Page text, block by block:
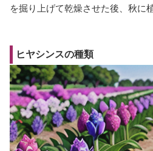
を掘り上げて乾燥させた後、秋に
ヒヤシンスの種類